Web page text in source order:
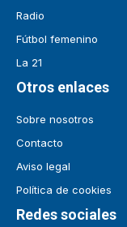
Radio
Fútbol femenino
La 21
Otros enlaces
Sobre nosotros
Contacto
Aviso legal
Política de cookies
Redes sociales